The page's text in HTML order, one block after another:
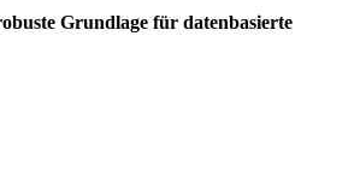
Grundlage für datenbasierte